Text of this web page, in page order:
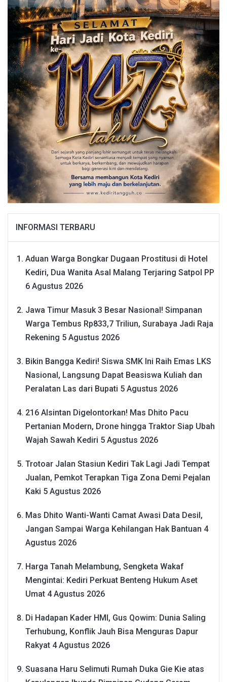
INFORMASI TERBARU
Aduan Warga Bongkar Dugaan Prostitusi di Hotel
Kediri, Dua Wanita Asal Malang Terjaring Satpol PP
6 Agustus 2026
Jawa Timur Masuk 3 Besar Nasional! Simpanan
Warga Tembus Rp833,7 Triliun, Surabaya Jadi Raja
Rekening 5 Agustus 2026
Bikin Bangga Kediri! Siswa SMK Ini Raih Emas LKS
Nasional, Langsung Dapat Beasiswa Kuliah dan
Peralatan Las dari Bupati 5 Agustus 2026
216 Alsintan Digelontorkan! Mas Dhito Pacu
Pertanian Modern, Drone hingga Traktor Siap Ubah
Wajah Sawah Kediri 5 Agustus 2026
Trotoar Jalan Stasiun Kediri Tak Lagi Jadi Tempat
Jualan, Pemkot Terapkan Tiga Zona Demi Pejalan
Kaki 5 Agustus 2026
Mas Dhito Wanti-Wanti Camat Awasi Data Desil,
Jangan Sampai Warga Kehilangan Hak Bantuan 4
Agustus 2026
Harga Tanah Melambung, Sengketa Wakaf
Mengintai: Kediri Perkuat Benteng Hukum Aset
Umat 4 Agustus 2026
Di Hadapan Kader HMI, Gus Qowim: Dunia Saling
Terhubung, Konflik Jauh Bisa Menguras Dapur
Rakyat 4 Agustus 2026
Suasana Haru Selimuti Rumah Duka Gie Kie atas